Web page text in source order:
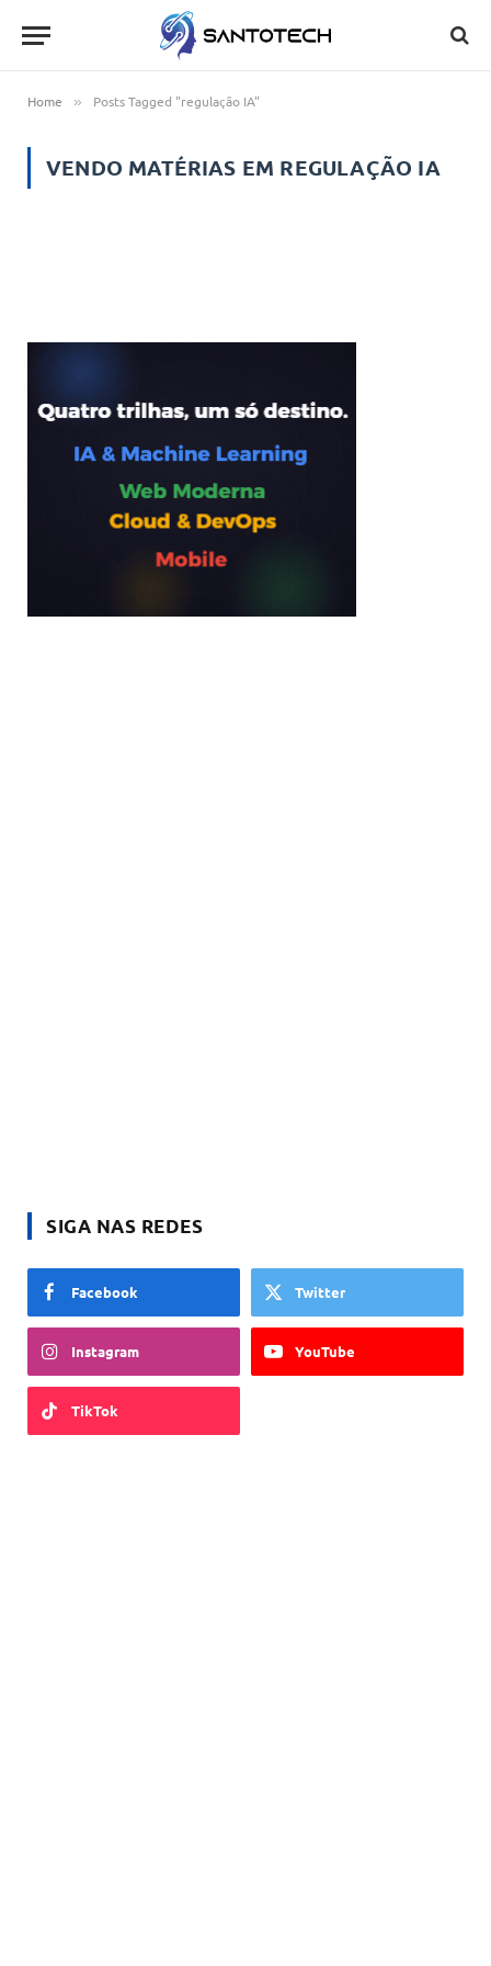
Home » Posts Tagged "regulação IA"
VENDO MATÉRIAS EM REGULAÇÃO IA
SIGA NAS REDES
Facebook Twitter
Instagram YouTube
TikTok